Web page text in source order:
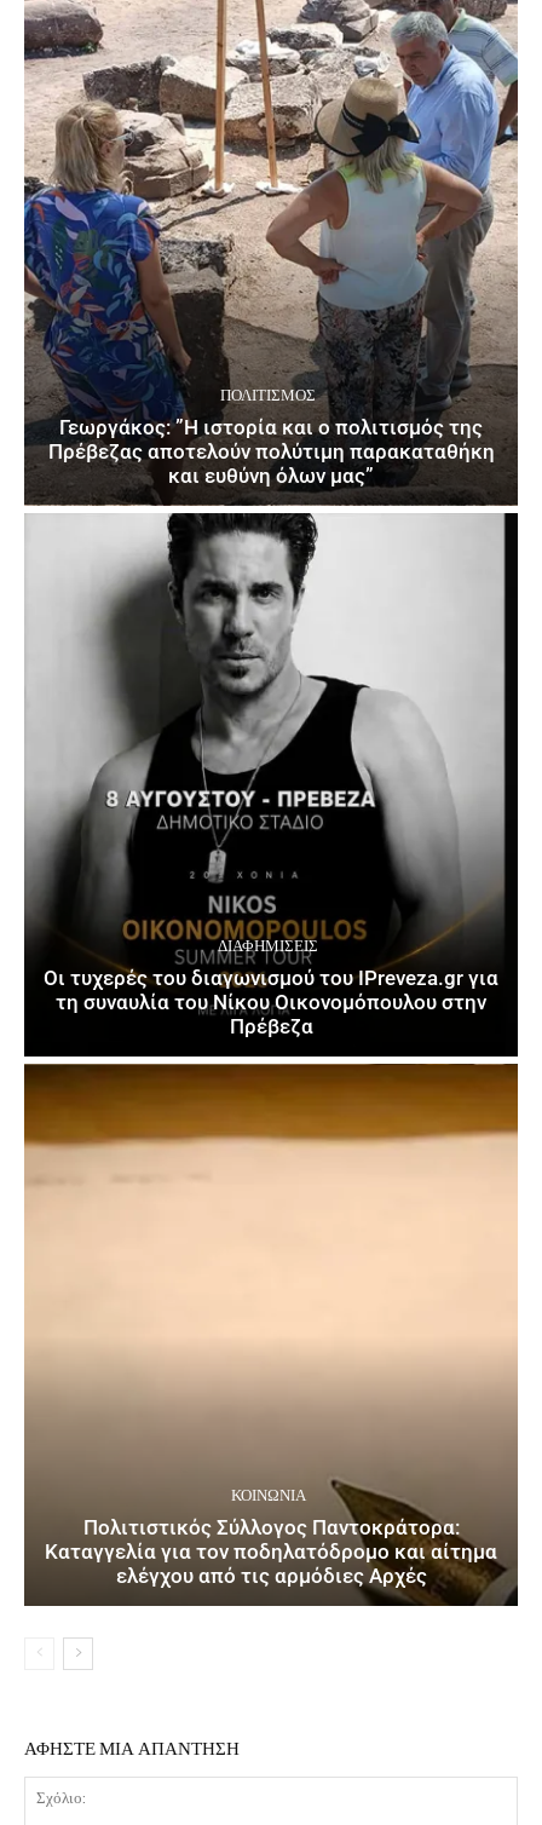
ΠΟΛΙΤΙΣΜΌΣ
Γεωργάκος: ”Η ιστορία και ο πολιτισμός της
Πρέβεζας αποτελούν πολύτιμη παρακαταθήκη
και ευθύνη όλων μας”
ΔΙΑΦΗΜΊΣΕΙΣ
Οι τυχερές του διαγωνισμού του IPreveza.gr για
τη συναυλία του Νίκου Οικονομόπουλου στην
Πρέβεζα
ΚΟΙΝΩΝΙΑ
Πολιτιστικός Σύλλογος Παντοκράτορα:
Καταγγελία για τον ποδηλατόδρομο και αίτημα
ελέγχου από τις αρμόδιες Αρχές
ΑΦΗΣΤΕ ΜΙΑ ΑΠΑΝΤΗΣΗ